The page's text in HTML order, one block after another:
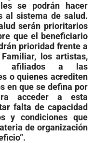
se podrán hacer
al sistema de salud.
serán prioritarios
que el beneficiario
prioridad frente a
los artistas,
afiliados a las
o quienes acrediten
en que se defina por
acceder a esta
falta de capacidad
y condiciones que
de organización